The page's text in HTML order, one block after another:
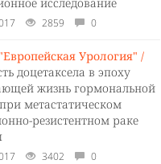
2859 0
Урология" /
доцетаксела в эпоху
жизнь гормональной
метастатическом
резистентном раке
3402 0